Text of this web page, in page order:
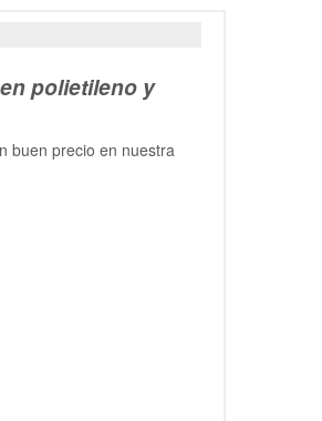
polietileno y
buen precio en nuestra